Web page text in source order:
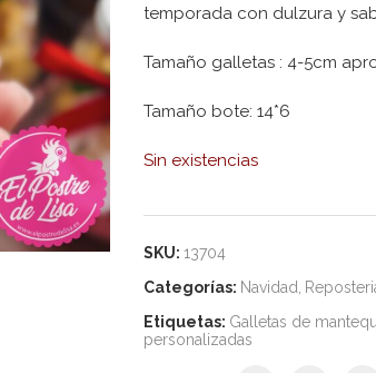
temporada con dulzura y
Tamaño galletas : 4-5cm
Tamaño bote: 14*6
Sin existencias
SKU: 13704
Categorías: Navidad
Etiquetas: Galletas de
personalizadas